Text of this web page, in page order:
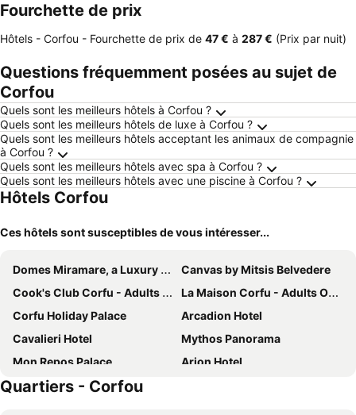
Fourchette de prix
Hôtels - Corfou - Fourchette de prix de ‎47 € à ‎287 € (Prix par nuit)
Questions fréquemment posées au sujet de
Corfou
Quels sont les meilleurs hôtels à Corfou ?
Quels sont les meilleurs hôtels de luxe à Corfou ?
Quels sont les meilleurs hôtels acceptant les animaux de compagnie
à Corfou ?
Quels sont les meilleurs hôtels avec spa à Corfou ?
Quels sont les meilleurs hôtels avec une piscine à Corfou ?
Hôtels Corfou
Ces hôtels sont susceptibles de vous intéresser...
Domes Miramare, a Luxury Collection Resort, Corfu
Canvas by Mitsis Belvedere
Cook's Club Corfu - Adults Only
La Maison Corfu - Adults Only
Corfu Holiday Palace
Arcadion Hotel
Cavalieri Hotel
Mythos Panorama
Mon Repos Palace
Arion Hotel
Sunshine Corfu Hotel & Spa
Quartiers - Corfou